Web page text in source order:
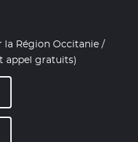
la Région Occitanie /
appel gratuits)